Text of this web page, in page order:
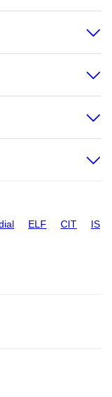
ELF CIT IS